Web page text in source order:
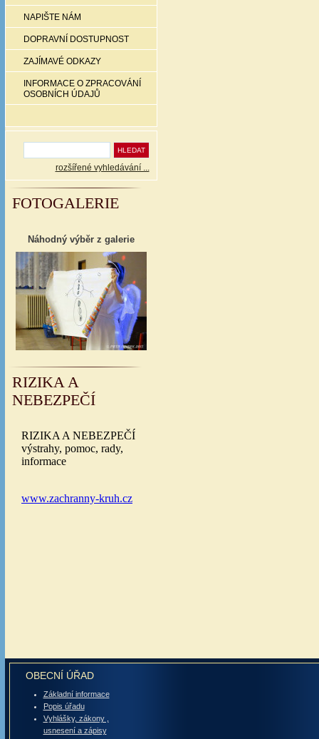
NAPIŠTE NÁM
DOPRAVNÍ DOSTUPNOST
ZAJÍMAVÉ ODKAZY
INFORMACE O ZPRACOVÁNÍ
OSOBNÍCH ÚDAJŮ
rozšířené vyhledávání ...
FOTOGALERIE
Náhodný výběr z galerie
RIZIKA A
NEBEZPEČÍ
OBECNÍ ÚŘAD
Základní informace
Popis úřadu
Vyhlášky, zákony ,
usnesení a zápisy